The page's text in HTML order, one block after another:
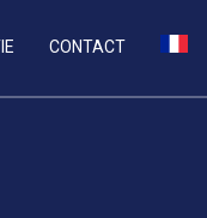
CONTACT